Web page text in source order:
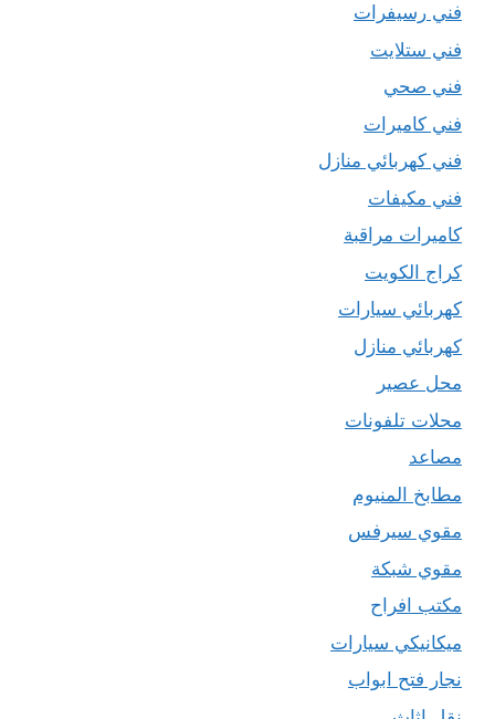
فني رسيفرات
فني ستلايت
فني صحي
فني كاميرات
فني كهربائي منازل
فني مكيفات
كاميرات مراقبة
كراج الكويت
كهربائي سيارات
كهربائي منازل
محل عصير
محلات تلفونات
مصاعد
مطابخ المنيوم
مقوي سيرفس
مقوي شبكة
مكتب افراح
ميكانيكي سيارات
نجار فتح ابواب